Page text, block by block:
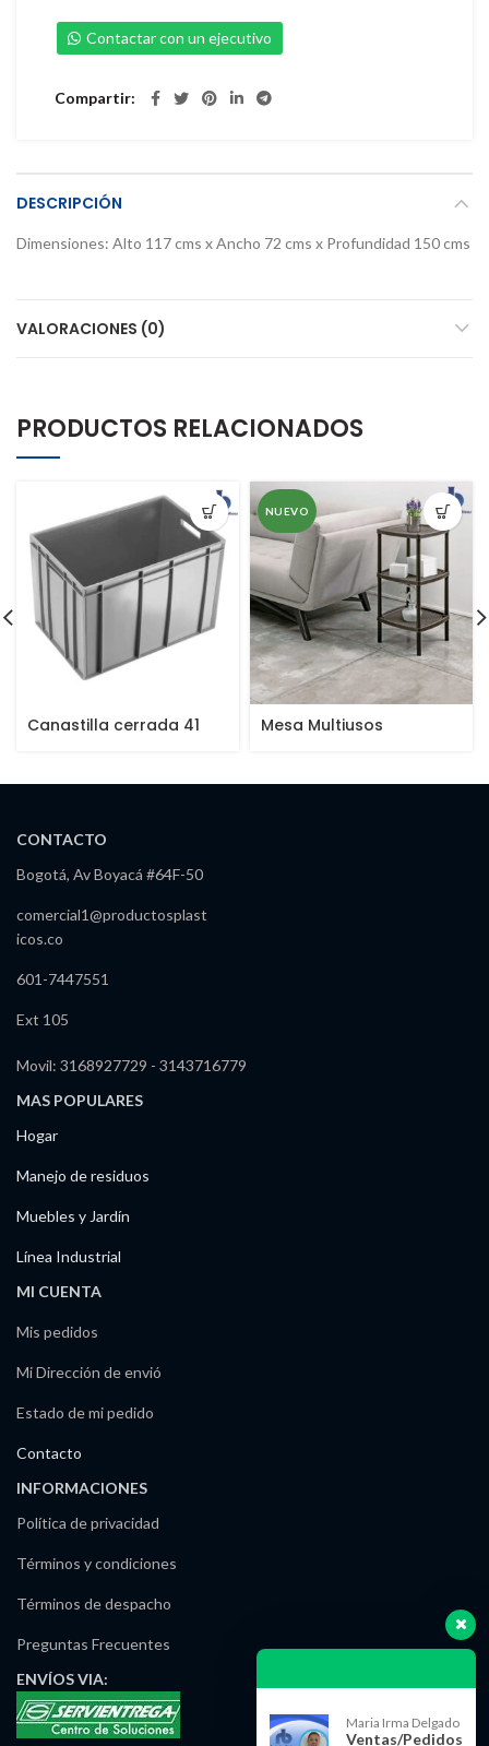
Contactar con un ejecutivo
Compartir
DESCRIPCIÓN
Dimensiones: Alto 117 cms x Ancho 72 cms x Profundidad 150 cms
VALORACIONES (0)
PRODUCTOS RELACIONADOS
Canastilla cerrada 41
NUEVO
Mesa Multiusos
CONTACTO
Bogotá, Av Boyacá #64F-50
comercial1@productosplast
icos.co
601-7447551
Ext 105
Movil: 3168927729 - 3143716779
MAS POPULARES
Hogar
Manejo de residuos
Muebles y Jardín
Línea Industrial
MI CUENTA
Mis pedidos
Mi Dirección de envió
Estado de mi pedido
Contacto
INFORMACIONES
Política de privacidad
Términos y condiciones
Términos de despacho
Preguntas Frecuentes
ENVÍOSVIA:
Maria Irma Delgado
Ventas/Pedidos